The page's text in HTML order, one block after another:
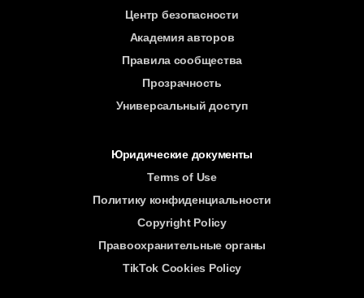
Центр безопасности
Академия авторов
Правила сообщества
Прозрачность
Универсальный доступ
Юридические документы
Terms of Use
Политику конфиденциальности
Copyright Policy
Правоохранительные органы
TikTok Cookies Policy